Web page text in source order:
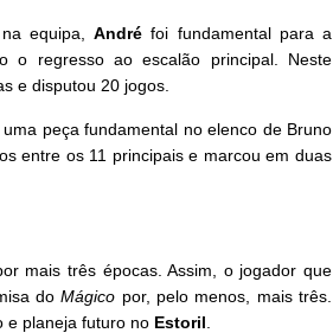
na equipa,Andréfoi fundamental para a
o regresso ao escalão principal. Neste
e disputou 20 jogos.
uma peça fundamental no elenco de Bruno
entre os 11 principais e marcou em duas
mais três épocas. Assim, o jogador que
doMágico por, pelo menos, mais três.
e planeja futuro no Estoril